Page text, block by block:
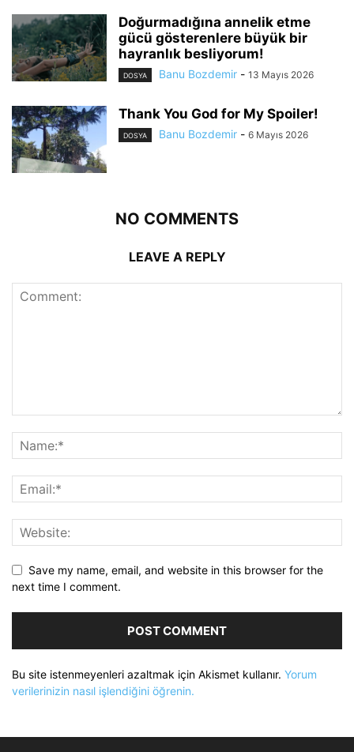
Doğurmadığına annelik etme
gücü gösterenlere büyük bir
hayranlık besliyorum!
DOSYA Banu Bozdemir - 13 Mayıs 2026
Thank You God for My Spoiler!
DOSYA Banu Bozdemir - 6 Mayıs 2026
NO COMMENTS
LEAVE A REPLY
Save my name, email, and website in this browser for the
next time I comment.
Bu site istenmeyenleri azaltmak için Akismet kullanır. Yorum
verilerinizin nasıl işlendiğini öğrenin.